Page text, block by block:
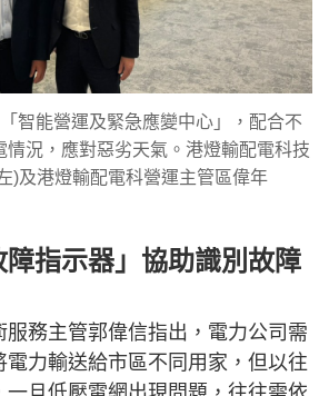
智能營運及緊急應變中心」，配合不
情況，應對惡劣天氣。港燈輸配電科技
)及港燈輸配電科營運主管區偉年
指示器」協助識別故障
服務主管郭偉信指出，電力公司需
電力輸送給市區不同用家，但以往